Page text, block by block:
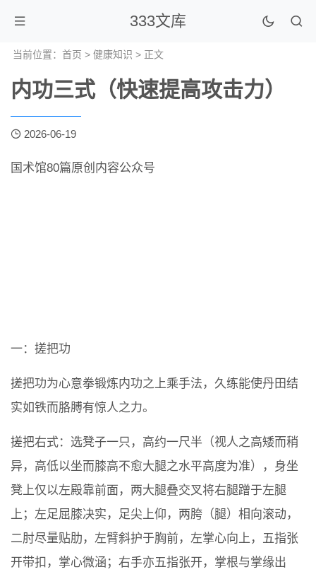
333文库
当前位置： 首页 > 健康知识 > 正文
内功三式（快速提高攻击力）
2026-06-19
国术馆80篇原创内容公众号
一：搓把功
搓把功为心意拳锻炼内功之上乘手法，久练能使丹田结
实如铁而胳膊有惊人之力。
搓把右式：选凳子一只，高约一尺半（视人之高矮而稍
异，高低以坐而膝高不愈大腿之水平高度为准），身坐
凳上仅以左殿靠前面，两大腿叠交叉将右腿蹭于左腿
上；左足屈膝决实，足尖上仰，两胯（腿）相向滚动，
二肘尽量贴肋，左臂斜护于胸前，左掌心向上，五指张
开带扣，掌心微涵；右手亦五指张开，掌根与掌缘出